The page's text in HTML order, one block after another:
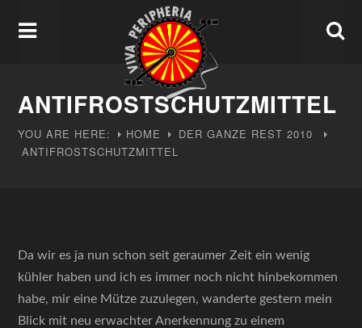
ANTIFROSTSCHUTZMITTEL
YOU ARE HERE: HOME DER GANZE REST 2010
ANTIFROSTSCHUTZMITTEL
Da wir es ja nun schon seit geraumer Zeit ein wenig
kühler haben und ich es immer noch nicht hinbekommen
habe, mir eine Mütze zuzulegen, wanderte gestern mein
Blick mit neu erwachter Anerkennung zu einem